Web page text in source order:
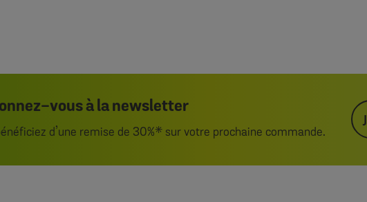
vous à la newsletter
d’une remise de 30%* sur votre prochaine commande.